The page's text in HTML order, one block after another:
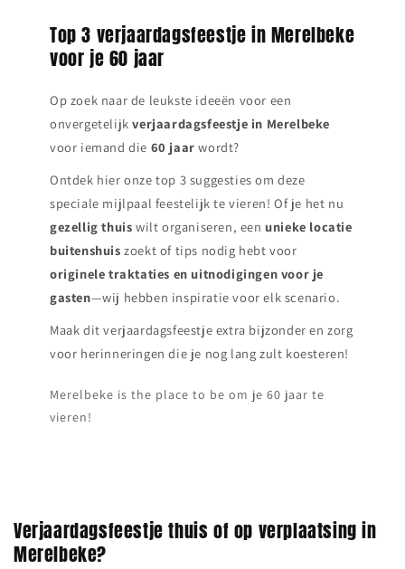
Top 3 verjaardagsfeestje in Merelbeke
voor je 60 jaar
Op zoek naar de leukste ideeën voor een
onvergetelijkverjaardagsfeestje in Merelbeke
voor iemand die 60 jaar wordt?
Ontdek hier onze top 3 suggesties om deze
speciale mijlpaal feestelijk te vieren! Of je het nu
gezellig thuis wilt organiseren, een unieke locatie
buitenshuis zoekt of tips nodig hebt voor
originele traktaties en uitnodigingen voor je
gasten—wij hebben inspiratie voor elk scenario.
Maak dit verjaardagsfeestje extra bijzonder en zorg
voor herinneringen die je nog lang zult koesteren!
Merelbeke is the place to be om je 60 jaar te
vieren!
Verjaardagsfeestje thuis of op verplaatsing in
Merelbeke?